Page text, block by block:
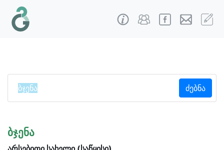
ძებნა
ბჯენა